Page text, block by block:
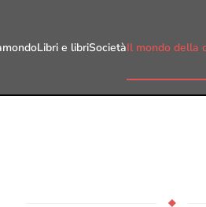
Libri e libriSocietàIl mondo della